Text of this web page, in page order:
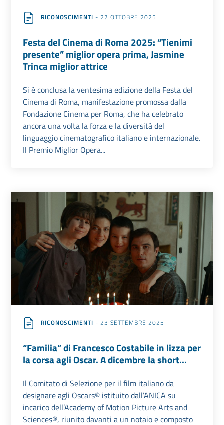
RICONOSCIMENTI - 27 OTTOBRE 2025
Festa del Cinema di Roma 2025: “Tienimi
presente” miglior opera prima, Jasmine
Trinca miglior attrice
Si è conclusa la ventesima edizione della Festa del
Cinema di Roma, manifestazione promossa dalla
Fondazione Cinema per Roma, che ha celebrato
ancora una volta la forza e la diversità del
linguaggio cinematografico italiano e internazionale.
Il Premio Miglior Opera...
RICONOSCIMENTI - 23 SETTEMBRE 2025
“Familia” di Francesco Costabile in lizza per
la corsa agli Oscar. A dicembre la short...
Il Comitato di Selezione per il film italiano da
designare agli Oscars® istituito dall’ANICA su
incarico dell’Academy of Motion Picture Arts and
Sciences®, riunito davanti a un notaio e composto